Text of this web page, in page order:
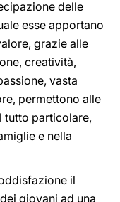
delle
esse apportano
grazie alle
creatività,
vasta
permettono alle
tutto particolare,
e nella
il
giovani ad una